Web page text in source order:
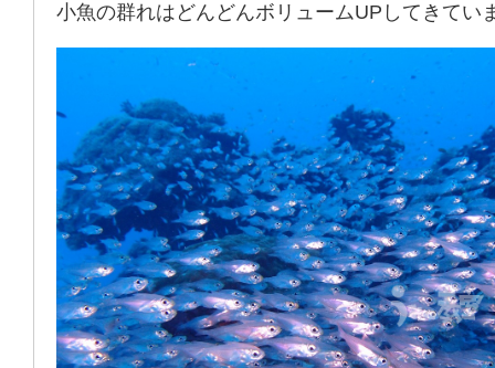
小魚の群れはどんどんボリュームUPしてきてい